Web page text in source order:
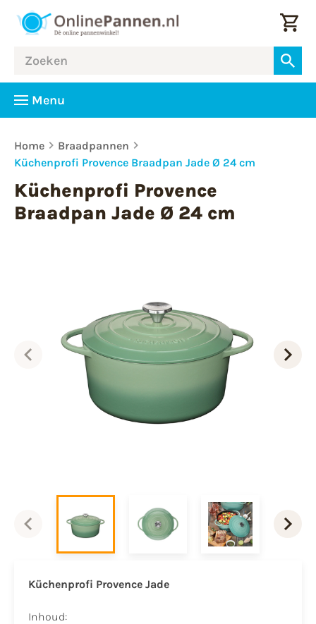
Menu
Home
Braadpannen
Küchenprofi Provence Braadpan Jade Ø 24 cm
Küchenprofi Provence
Braadpan Jade Ø 24 cm
Küchenprofi Provence Jade
Inhoud: